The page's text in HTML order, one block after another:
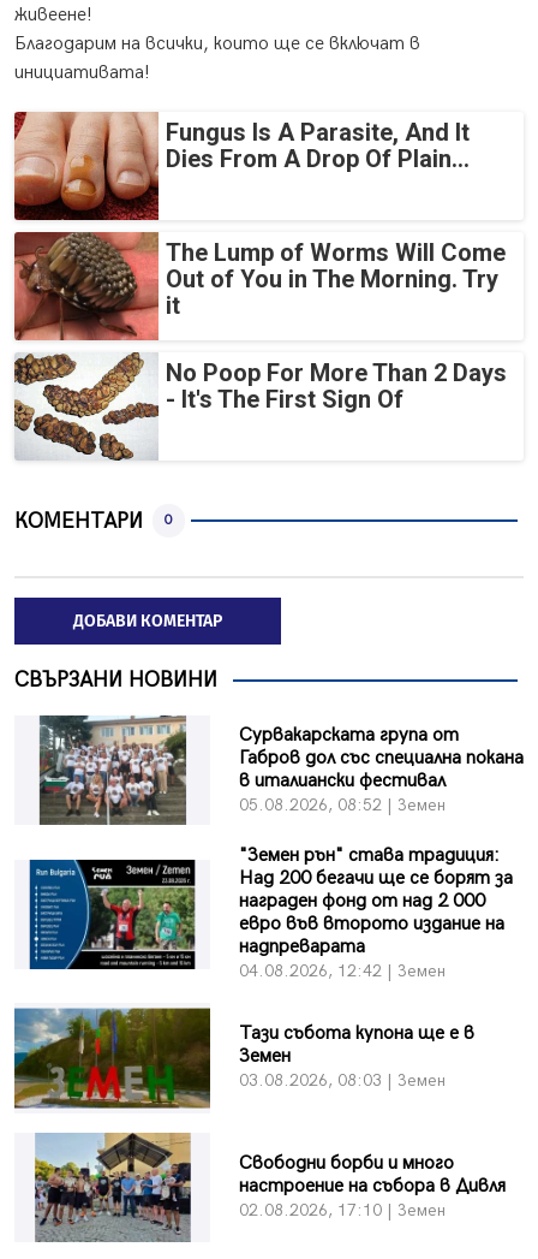
живеене!
Благодарим на всички, които ще се включат в
инициативата!
Fungus Is A Parasite, And It
Dies From A Drop Of Plain...
The Lump of Worms Will Come
Out of You in The Morning. Try
it
No Poop For More Than 2 Days
- It's The First Sign Of
КОМЕНТАРИ 0
ДОБАВИ КОМЕНТАР
СВЪРЗАНИ НОВИНИ
Сурвакарската група от
Габров дол със специална покана
в италиански фестивал
05.08.2026, 08:52 | Земен
"Земен рън" става традиция:
Над 200 бегачи ще се борят за
награден фонд от над 2 000
евро във второто издание на
надпреварата
04.08.2026, 12:42 | Земен
Тази събота купона ще е в
Земен
03.08.2026, 08:03 | Земен
Свободни борби и много
настроение на събора в Дивля
02.08.2026, 17:10 | Земен